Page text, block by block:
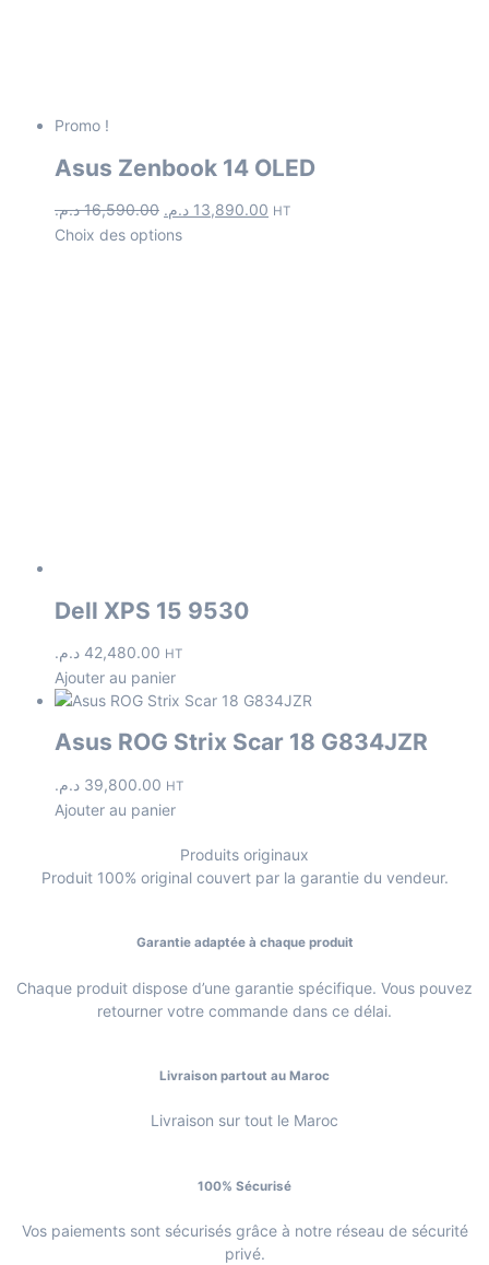
Promo !
Asus Zenbook 14 OLED
16,590.00 د.م. 13,890.00 د.م. HT
Choix des options
Dell XPS 15 9530
42,480.00 د.م. HT
Ajouter au panier
Asus ROG Strix Scar 18 G834JZR
39,800.00 د.م. HT
Ajouter au panier
Produits originaux
Produit 100% original couvert par la garantie du vendeur.
Garantie adaptée à chaque produit
Chaque produit dispose d’une garantie spécifique. Vous pouvez
retourner votre commande dans ce délai.
Livraison partout au Maroc
Livraison sur tout le Maroc
100% Sécurisé
Vos paiements sont sécurisés grâce à notre réseau de sécurité
privé.